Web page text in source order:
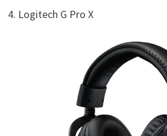
4. Logitech G Pro X